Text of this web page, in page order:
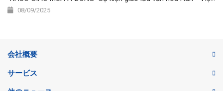
08/09/2025
会社概要
サービス